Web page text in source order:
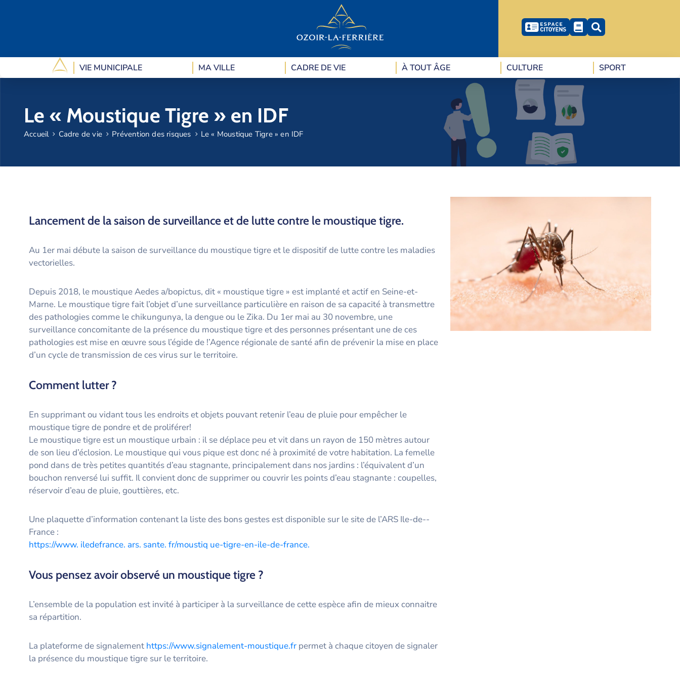
VIE MUNICIPALE MA VILLE CADRE DE VIE À TOUT ÂGE CULTURE SPORT
Le « Moustique Tigre » en IDF
Accueil Cadre de vie Prévention des risques Le « Moustique Tigre » en IDF
Lancement de la saison de surveillance et de lutte contre le moustique tigre.
Au 1er mai débute la saison de surveillance du moustique tigre et le dispositif de lutte contre les maladies
vectorielles.
Depuis 2018, le moustique Aedes a/bopictus, dit « moustique tigre » est implanté et actif en Seine-et-
Marne. Le moustique tigre fait l’objet d’une surveillance particulière en raison de sa capacité à transmettre
des pathologies comme le chikungunya, la dengue ou le Zika. Du 1er mai au 30 novembre, une
surveillance concomitante de la présence du moustique tigre et des personnes présentant une de ces
pathologies est mise en œuvre sous l’égide de !’Agence régionale de santé afin de prévenir la mise en place
d’un cycle de transmission de ces virus sur le territoire.
Comment lutter ?
En supprimant ou vidant tous les endroits et objets pouvant retenir l’eau de pluie pour empêcher le
moustique tigre de pondre et de proliférer!
Le moustique tigre est un moustique urbain : il se déplace peu et vit dans un rayon de 150 mètres autour
de son lieu d’éclosion. Le moustique qui vous pique est donc né à proximité de votre habitation. La femelle
pond dans de très petites quantités d’eau stagnante, principalement dans nos jardins : l’équivalent d’un
bouchon renversé lui suffit. Il convient donc de supprimer ou couvrir les points d’eau stagnante : coupelles,
réservoir d’eau de pluie, gouttières, etc.
Une plaquette d’information contenant la liste des bons gestes est disponible sur le site de l’ARS Ile-de-­
France :
https://www. iledefrance. ars. sante. fr/moustiq ue-tigre-en-ile-de-france.
Vous pensez avoir observé un moustique tigre ?
L’ensemble de la population est invité à participer à la surveillance de cette espèce afin de mieux connaitre
sa répartition.
La plateforme de signalement https://www.signalement-moustique.fr permet à chaque citoyen de signaler
la présence du moustique tigre sur le territoire.